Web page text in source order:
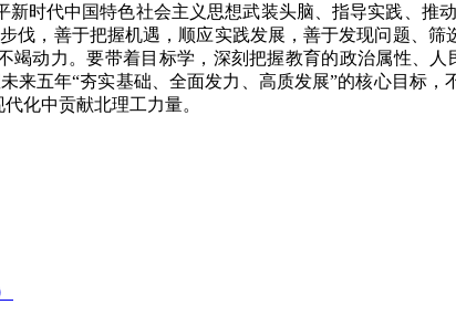
时代中国特色社会主义思想武装头脑、指导实践、
伐，善于把握机遇，顺应实践发展，善于发现问题、
竭动力。要带着目标学，深刻把握教育的政治属性、
来五年“夯实基础、全面发力、高质发展”的核心目标
化中贡献北理工力量。